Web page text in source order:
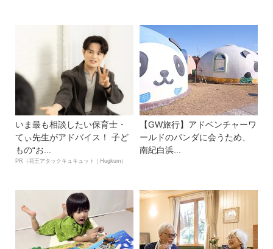
いま最も相談したい保育士・
てぃ先生がアドバイス！ 子ど
もの“お...
PR（花王アタックキュキュット｜Hugkum）
【GW旅行】アドベンチャーワ
ールドのパンダに会うため、
南紀白浜...